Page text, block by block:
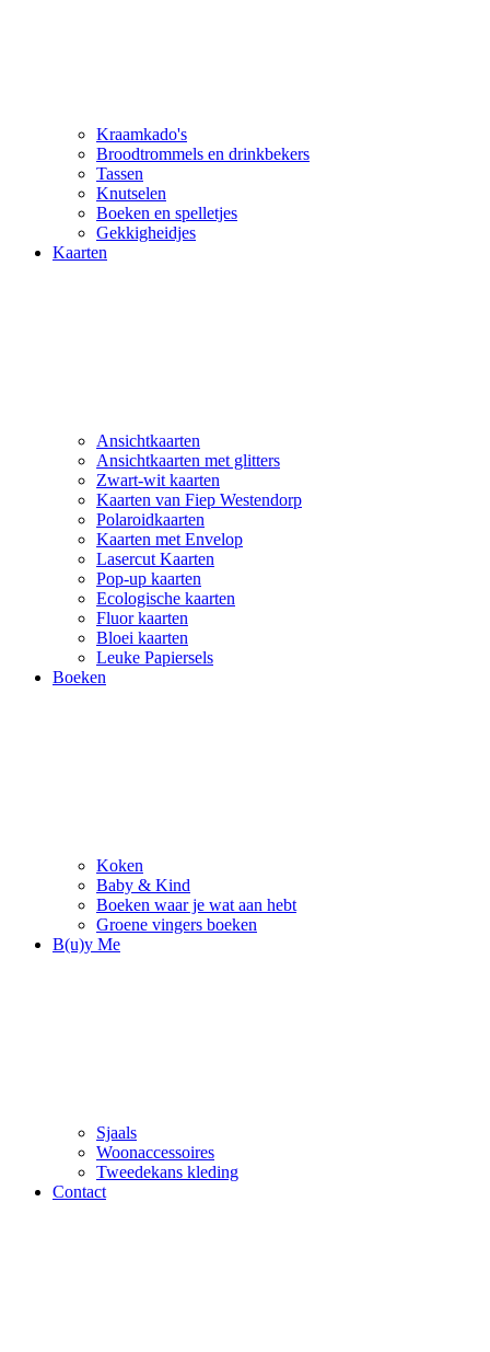
Kraamkado's
Broodtrommels en drinkbekers
Tassen
Knutselen
Boeken en spelletjes
Gekkigheidjes
Kaarten
Ansichtkaarten
Ansichtkaarten met glitters
Zwart-wit kaarten
Kaarten van Fiep Westendorp
Polaroidkaarten
Kaarten met Envelop
Lasercut Kaarten
Pop-up kaarten
Ecologische kaarten
Fluor kaarten
Bloei kaarten
Leuke Papiersels
Boeken
Koken
Baby & Kind
Boeken waar je wat aan hebt
Groene vingers boeken
B(u)y Me
Sjaals
Woonaccessoires
Tweedekans kleding
Contact